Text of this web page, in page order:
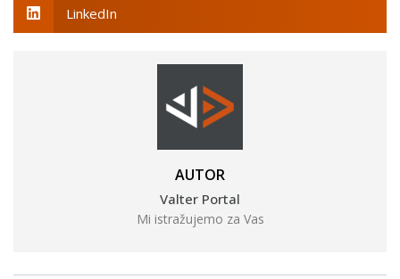
LinkedIn
AUTOR
Valter Portal
Mi istražujemo za Vas